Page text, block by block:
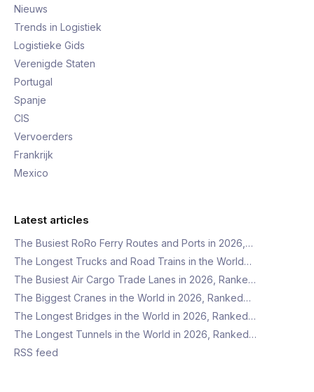
Nieuws
Trends in Logistiek
Logistieke Gids
Verenigde Staten
Portugal
Spanje
CIS
Vervoerders
Frankrijk
Mexico
Latest articles
The Busiest RoRo Ferry Routes and Ports in 2026,…
The Longest Trucks and Road Trains in the World…
The Busiest Air Cargo Trade Lanes in 2026, Ranke…
The Biggest Cranes in the World in 2026, Ranked…
The Longest Bridges in the World in 2026, Ranked…
The Longest Tunnels in the World in 2026, Ranked…
RSS feed